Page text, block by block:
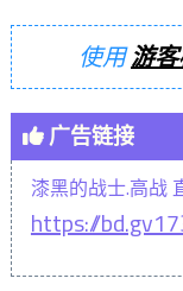
使用游
广告链接
漆黑的战士.高战
https://